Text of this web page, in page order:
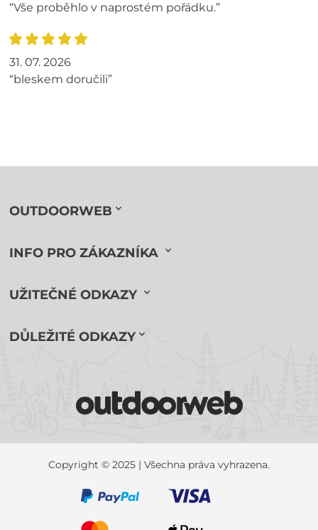
“Vše proběhlo v naprostém pořádku.”
31. 07. 2026
“bleskem doručili”
OUTDOORWEB
INFO PRO ZÁKAZNÍKA
UŽITEČNÉ ODKAZY
DŮLEŽITÉ ODKAZY
Copyright © 2025 | Všechna práva vyhrazena.